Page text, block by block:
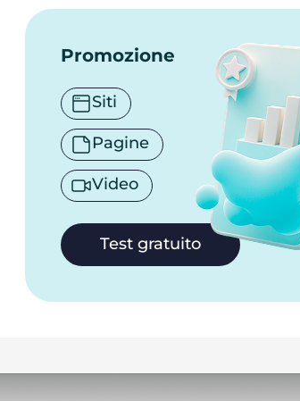
Promozione
Siti
Pagine
Video
Test gratuito